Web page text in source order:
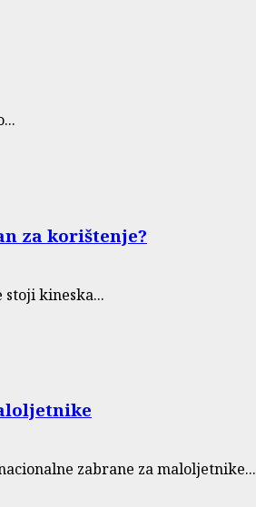
za korištenje?
kineska...
zabrane za maloljetnike...